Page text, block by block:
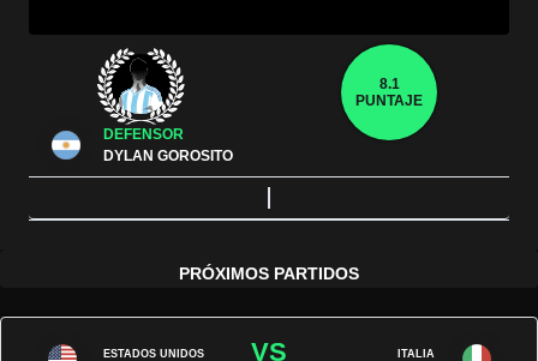
DEFENSOR
DYLAN GOROSITO
8.1
PUNTAJE
PRÓXIMOS PARTIDOS
ESTADOS UNIDOS VS ITALIA